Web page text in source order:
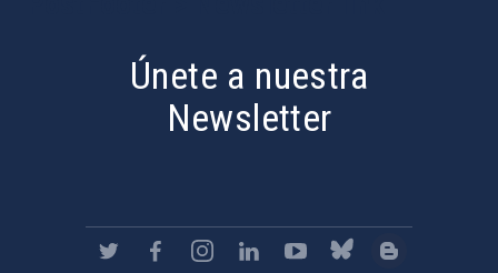
Únete a nuestra
Newsletter